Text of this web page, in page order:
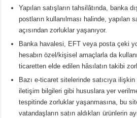
Yapılan satışların tahsilâtında, banka
postların kullanılması halinde, yapılan
açısından zorluklar yaşanıyor.
Banka havalesi, EFT veya posta çeki
hesabın özel/kişisel amaçlarla da
ticaretten elde edilen hâsılatın takibi
Bazı e-ticaret sitelerinde satıcıya
iletişim bilgileri gibi hususlara yer
tespitinde zorluklar yaşanmasına, bu
vatandaşların satın aldıkları ürünlerin